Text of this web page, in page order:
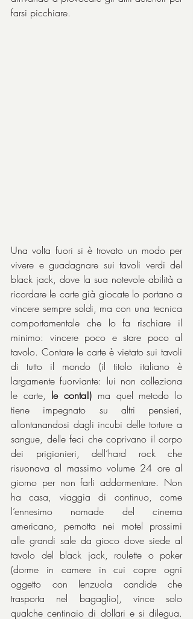
farsi picchiare.
Una volta fuori si è trovato un modo per
vivere e guadagnare sui tavoli verdi del
black jack, dove la sua notevole abilità a
ricordare le carte già giocate lo portano a
vincere sempre soldi, ma con una tecnica
comportamentale che lo fa rischiare il
minimo: vincere poco e stare poco al
tavolo. Contare le carte è vietato sui tavoli
di tutto il mondo (il titolo italiano è
largamente fuorviante: lui non colleziona
le carte, le conta!) ma quel metodo lo
tiene impegnato su altri pensieri,
allontanandosi dagli incubi delle torture a
sangue, delle feci che coprivano il corpo
dei prigionieri, dell’hard rock che
risuonava al massimo volume 24 ore al
giorno per non farli addormentare. Non
ha casa, viaggia di continuo, come
l’ennesimo nomade del cinema
americano, pernotta nei motel prossimi
alle grandi sale da gioco dove siede al
tavolo del black jack, roulette o poker
(dorme in camere in cui copre ogni
oggetto con lenzuola candide che
trasporta nel bagaglio), vince solo
qualche centinaio di dollari e si dilegua.